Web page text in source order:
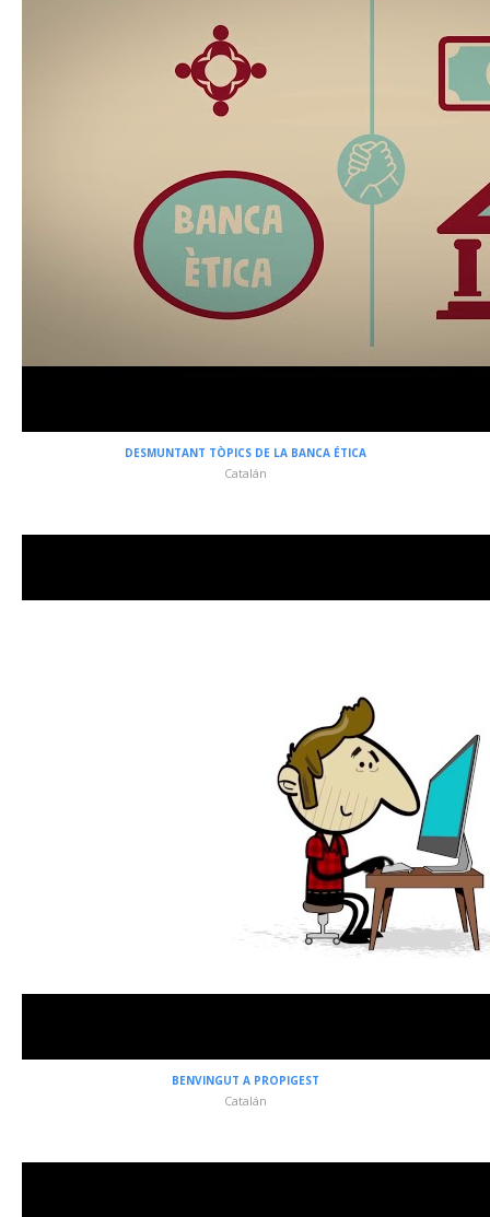
DESMUNTANT TÒPICS DE LA BANCA ÉTICA
Catalán
BENVINGUT A PROPIGEST
Catalán